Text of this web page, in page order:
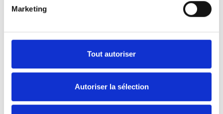
Marketing
Tout autoriser
Autoriser la sélection
Théophile PASQUIER
, Chargé d'Affaires Private Equity,
Fabien REVOL,Vigneron et Co-Fondateur de Voluptatem